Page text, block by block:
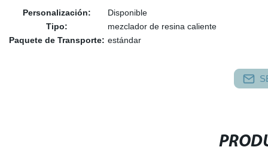
Personalización:
Disponible
Tipo:
mezclador de resina caliente
Paquete de Transporte: estándar